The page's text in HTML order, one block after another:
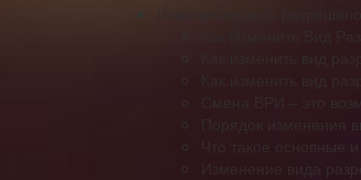
Изменение вида
Как Изменить Вид
Как изменить вид
Как изменить вид
Что такое основные
Изменение вида